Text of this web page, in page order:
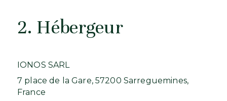
2. Hébergeur
IONOS SARL
7 place de la Gare, 57200 Sarreguemines,
France